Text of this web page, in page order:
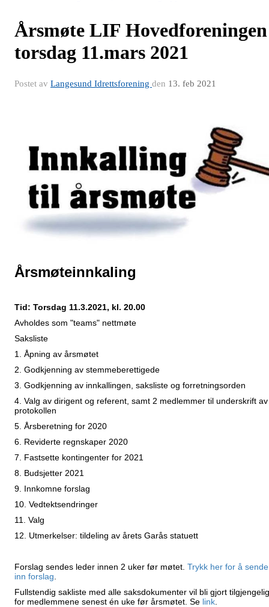
Årsmøte LIF Hovedforeningen
torsdag 11.mars 2021
Postet av Langesund Idrettsforening den 13. feb 2021
Årsmøteinnkaling
Tid: Torsdag 11.3.2021, kl. 20.00
Avholdes som "teams" nettmøte
Saksliste
1. Åpning av årsmøtet
2. Godkjenning av stemmeberettigede
3. Godkjenning av innkallingen, saksliste og forretningsorden
4. Valg av dirigent og referent, samt 2 medlemmer til underskrift av
protokollen
5. Årsberetning for 2020
6. Reviderte regnskaper 2020
7. Fastsette kontingenter for 2021
8. Budsjetter 2021
9. Innkomne forslag
10. Vedtektsendringer
11. Valg
12. Utmerkelser: tildeling av årets Garås statuett
Forslag sendes leder innen 2 uker før møtet. Trykk her for å sende
inn forslag
Fullstendig sakliste med alle saksdokumenter vil bli gjort tilgjengelig
for medlemmene senest én uke før årsmøtet. Se link